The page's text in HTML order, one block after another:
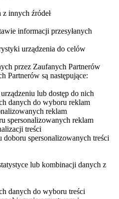
z innych źródeł
informacji przesyłanych
urządzenia do celów
przez Zaufanych Partnerów
Partnerów są następujące:
lub dostęp do nich
danych do wyboru reklam
reklam
spersonalizowanych reklam
treści
spersonalizowanych treści
lub kombinacji danych z
danych do wyboru treści